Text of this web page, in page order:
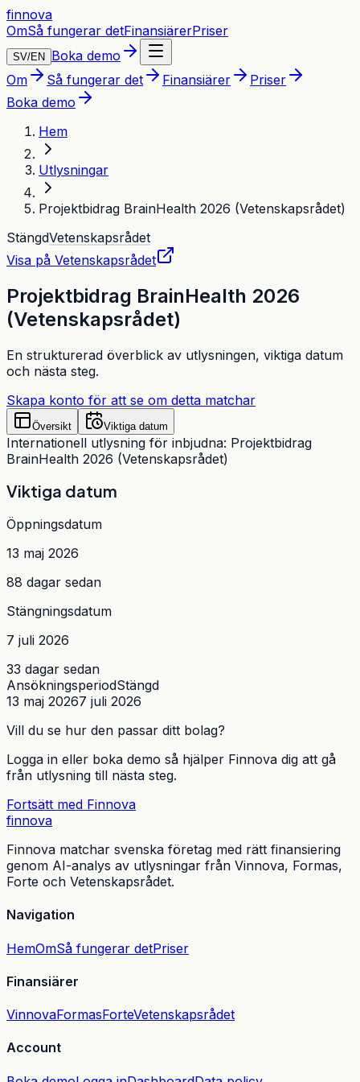
finnova
OmSå fungerar detFinansiärerPriser
SV/EN
Boka demo
Om
Så fungerar det Finansiärer
Priser
Boka demo
Hem
Utlysningar
Projektbidrag BrainHealth 2026 (Vetenskapsrådet)
StängdVetenskapsrådet
Visa på Vetenskapsrådet
Projektbidrag BrainHealth 2026
(Vetenskapsrådet)
En strukturerad överblick av utlysningen, viktiga datum
och nästa steg.
Skapa konto för att se om detta matchar
Översikt Viktiga datum
Internationell utlysning för inbjudna: Projektbidrag
BrainHealth 2026 (Vetenskapsrådet)
Viktiga datum
Öppningsdatum
13 maj 2026
88 dagar sedan
Stängningsdatum
7 juli 2026
33 dagar sedan
AnsökningsperiodStängd
13 maj 20267 juli 2026
Vill du se hur den passar ditt bolag?
Logga in eller boka demo så hjälper Finnova dig att gå
från utlysning till nästa steg.
Fortsätt med Finnova
finnova
Finnova matchar svenska företag med rätt finansiering
genom AI-analys av utlysningar från Vinnova, Formas,
Forte och Vetenskapsrådet.
Navigation
HemOmSå fungerar detPriser
Finansiärer
VinnovaFormasForteVetenskapsrådet
Account